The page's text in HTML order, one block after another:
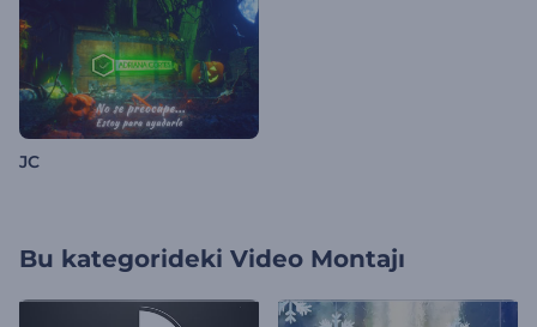
JC
Bu kategorideki Video Montajı